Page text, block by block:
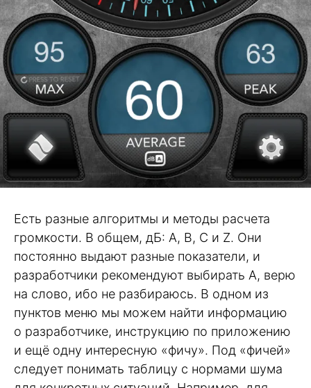
Есть разные алгоритмы и методы расчета
громкости. В общем, дБ: A, B, C и Z. Они
постоянно выдают разные показатели, и
разработчики рекомендуют выбирать A, верю
на слово, ибо не разбираюсь. В одном из
пунктов меню мы можем найти информацию
о разработчике, инструкцию по приложению
и ещё одну интересную «фичу». Под «фичей»
следует понимать таблицу с нормами шума